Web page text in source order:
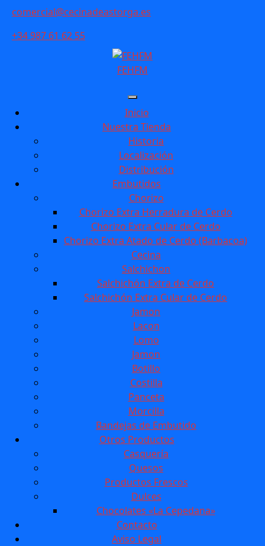
content
comercial@cecinadeastorga.es
+34 987 61 62 55
FEHFM
Inicio
Nuestra Tienda
Historia
Localización
Distribución
Embutidos
Chorizo
Chorizo Extra Herradura de Cerdo
Chorizo Extra Cular de Cerdo
Chorizo Extra Atado de Cerdo (Barbacoa)
Cecina
Salchichon
Salchichón Extra de Cerdo
Salchichón Extra Cular de Cerdo
Jamon
Lacon
Lomo
Jamon
Botillo
Costilla
Panceta
Morcilla
Bandejas de Embutido
Otros Productos
Casquería
Quesos
Productos Frescos
Dulces
Chocolates «La Cepedana»
Contacto
Aviso Legal